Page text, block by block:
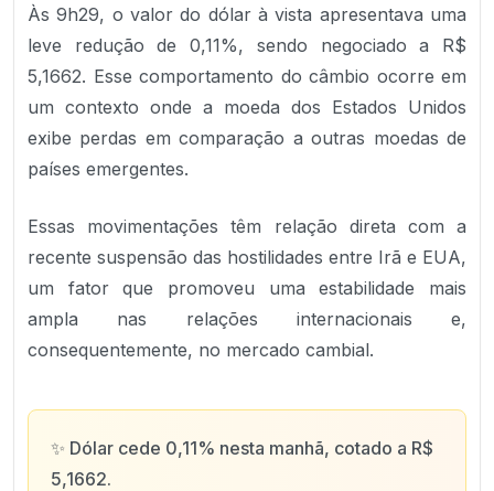
Às 9h29, o valor do dólar à vista apresentava uma
leve redução de 0,11%, sendo negociado a R$
5,1662. Esse comportamento do câmbio ocorre em
um contexto onde a moeda dos Estados Unidos
exibe perdas em comparação a outras moedas de
países emergentes.
Essas movimentações têm relação direta com a
recente suspensão das hostilidades entre Irã e EUA,
um fator que promoveu uma estabilidade mais
ampla nas relações internacionais e,
consequentemente, no mercado cambial.
✨ Dólar cede 0,11% nesta manhã, cotado a R$
5,1662.